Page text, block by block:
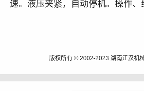
速。液压夹紧，自动停机。操作、
版权所有 © 2002-2023 湖南江汉机